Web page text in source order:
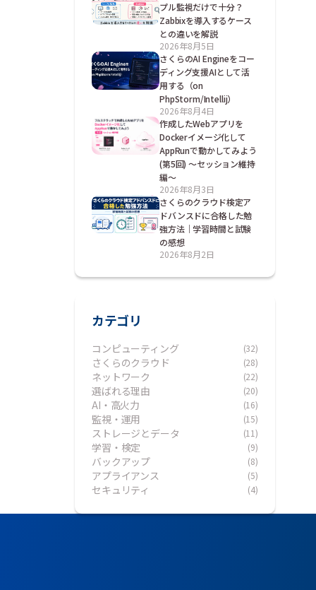
プル監視だけで十分？
Zabbixを導入するケース
との違いを解説
2026年8月5日
さくらのAI Engineをコー
ディング支援AIとして活
用する（on
PhpStorm/Intellij）
2026年8月4日
作成したWebアプリを
Dockerイメージ化して
AppRunで動かしてみよう
(第5回) ～セッション維持
編～
2026年8月3日
さくらのクラウド検定ア
ドバンスドに合格した勉
強方法｜学習時間と試験
の感想
2026年8月2日
カテゴリ
コンピューティング (32)
さくらのクラウド (28)
ネットワーク (22)
選ばれる理由 (20)
AI・高火力 (16)
監視・運用 (15)
ストレージとデータ (11)
学習・検定 (9)
バックアップ (8)
アプライアンス (5)
セキュリティ (4)